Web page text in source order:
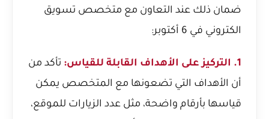
ضمان ذلك عند التعاون مع متخصص تسويق
الكتروني في 6 أكتوبر:
1. التركيز على الأهداف القابلة للقياس:
تأكد من
أن الأهداف التي تضعونها مع المتخصص يمكن
قياسها بأرقام واضحة، مثل عدد الزيارات للموقع،